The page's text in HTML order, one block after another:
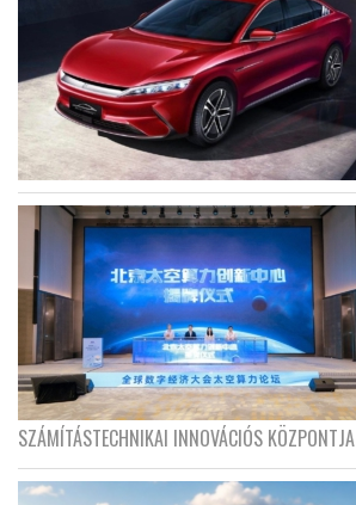
SZÁMÍTÁSTECHNIKAI INNOVÁCIÓS KÖZPONTJA